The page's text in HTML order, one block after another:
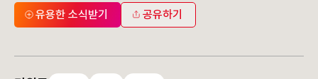
유용한 소식받기 공유하기